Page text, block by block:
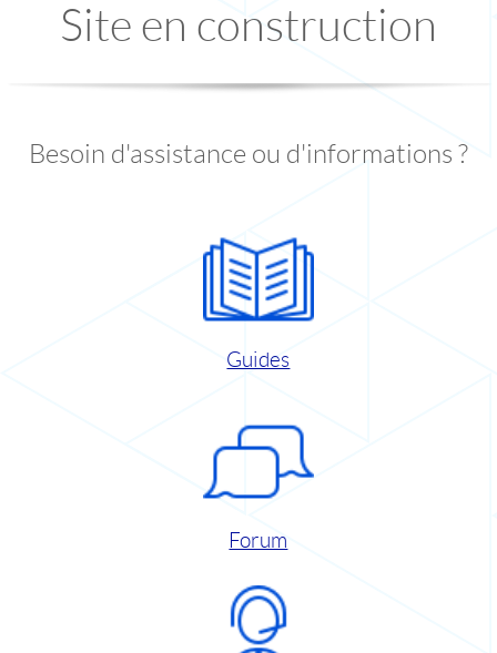
Site en construction
Besoin d'assistance ou d'informations ?
Guides
Forum